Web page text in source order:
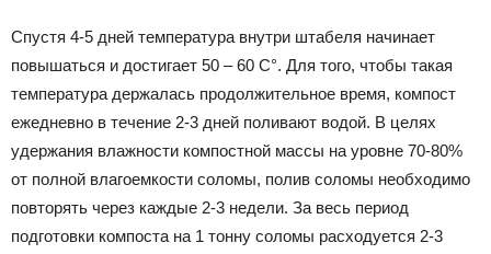
Спустя 4-5 дней температура внутри штабеля начинает
повышаться и достигает 50 – 60 С°. Для того, чтобы такая
температура держалась продолжительное время, компост
ежедневно в течение 2-3 дней поливают водой. В целях
удержания влажности компостной массы на уровне 70-80%
от полной влагоемкости соломы, полив соломы необходимо
повторять через каждые 2-3 недели. За весь период
подготовки компоста на 1 тонну соломы расходуется 2-3